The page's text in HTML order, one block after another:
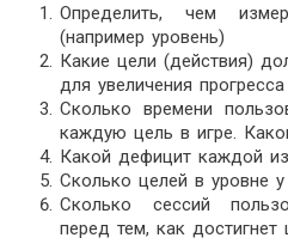
Определить, чем
(например уровень)
Какие цели (действия)
для увеличения прогресса
Сколько времени
каждую цель в игре.
Какой дефицит каждой
Сколько целей в уровне у
Сколько сессий
перед тем, как достигнет